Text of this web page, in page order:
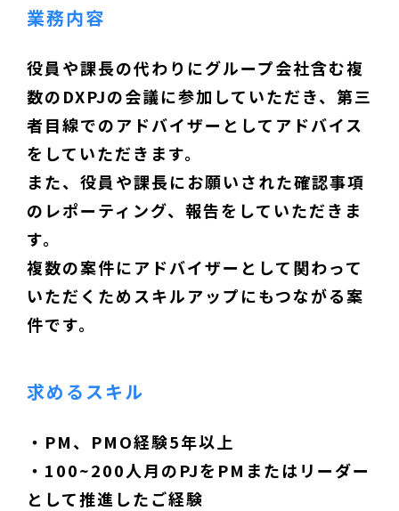
業務内容
役員や課長の代わりにグループ会社含む複
数のDXPJの会議に参加していただき、第三
者目線でのアドバイザーとしてアドバイス
をしていただきます。
また、役員や課長にお願いされた確認事項
のレポーティング、報告をしていただきま
す。
複数の案件にアドバイザーとして関わって
いただくためスキルアップにもつながる案
件です。
求めるスキル
・PM、PMO経験5年以上
・100~200人月のPJをPMまたはリーダー
として推進したご経験